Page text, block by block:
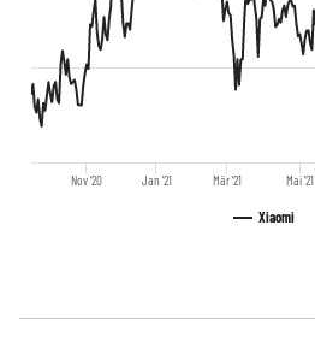
Xiaomi
Nov '20 Jan '21 Mär '21 Mai '21